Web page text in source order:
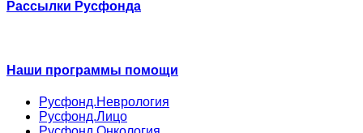
Рассылки Русфонда
Наши программы помощи
Русфонд.Неврология
Русфонд.Лицо